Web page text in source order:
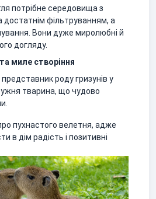
потрібне середовища з
фільтруванням, а
Вони дуже миролюбні й
догляду.
миле створіння
роду гризунів у
тварина, що чудово
пухнастого велетня, адже
в дім радість і позитивні